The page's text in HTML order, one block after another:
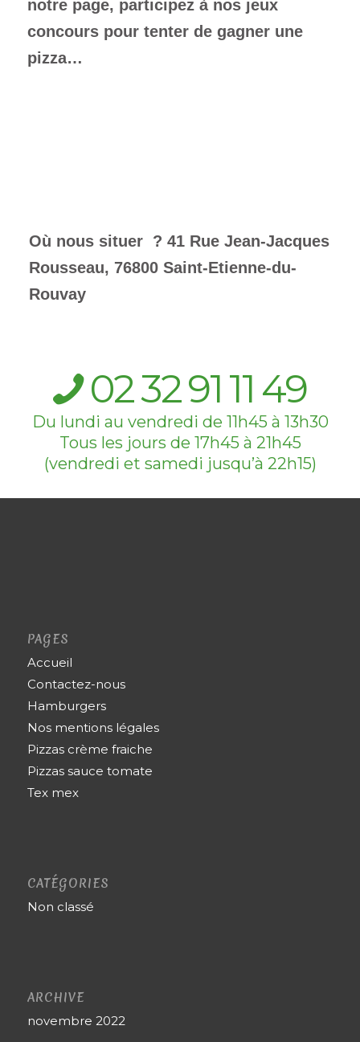
notre page, participez à nos jeux
concours pour tenter de gagner une
pizza…
Où nous situer ? 41 Rue Jean-Jacques
Rousseau, 76800 Saint-Etienne-du-
Rouvay
023291 11 49
Du lundi au vendredi de 11h45 à 13h30
Tous les jours de 17h45 à 21h45
(vendredi et samedi jusqu’à 22h15)
PAGES
Accueil
Contactez-nous
Hamburgers
Nos mentions légales
Pizzas crème fraiche
Pizzas sauce tomate
Tex mex
CATÉGORIES
Non classé
ARCHIVE
novembre 2022